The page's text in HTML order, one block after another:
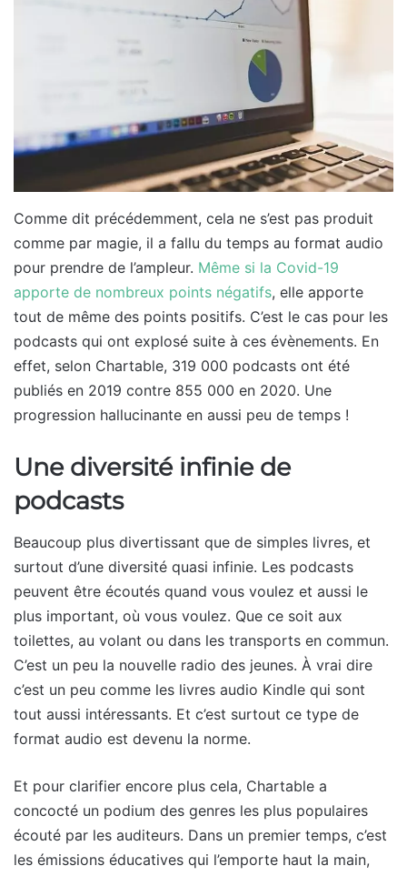
Comme dit précédemment, cela ne s’est pas produit
comme par magie, il a fallu du temps au format audio
pour prendre de l’ampleur. Même si la Covid-19
apporte de nombreux points négatifs, elle apporte
tout de même des points positifs. C’est le cas pour les
podcasts qui ont explosé suite à ces évènements. En
effet, selon Chartable, 319 000 podcasts ont été
publiés en 2019 contre 855 000 en 2020. Une
progression hallucinante en aussi peu de temps !
Une diversité infinie de
podcasts
Beaucoup plus divertissant que de simples livres, et
surtout d’une diversité quasi infinie. Les podcasts
peuvent être écoutés quand vous voulez et aussi le
plus important, où vous voulez. Que ce soit aux
toilettes, au volant ou dans les transports en commun.
C’est un peu la nouvelle radio des jeunes. À vrai dire
c’est un peu comme les livres audio Kindle qui sont
tout aussi intéressants. Et c’est surtout ce type de
format audio est devenu la norme.
Et pour clarifier encore plus cela, Chartable a
concocté un podium des genres les plus populaires
écouté par les auditeurs. Dans un premier temps, c’est
les émissions éducatives qui l’emporte haut la main,